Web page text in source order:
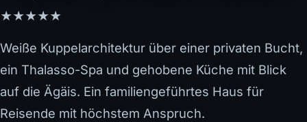
★★★★★
Weiße Kuppelarchitektur über einer privaten Bucht,
ein Thalasso-Spa und gehobene Küche mit Blick
auf die Ägäis. Ein familiengeführtes Haus für
Reisende mit höchstem Anspruch.